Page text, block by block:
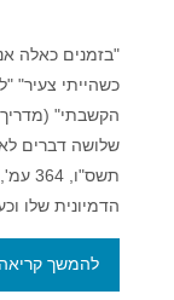
"בזמנים כאלה
כשהייתי צעיר"
הקשבתי"
הדמיונית שלו
להמשך קריאה